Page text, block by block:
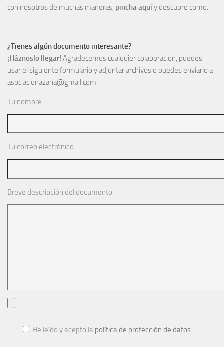
con nosotros de muchas maneras, pincha aquíy descubre como.
¿Tienes algún documento interesante?
¡Háznoslo llegar! Agradecemos cualquier colaboracion, puedes
usar el siguiente formulario y adjuntar archivos o puedes enviarlo a
asociacionazana@gmail.com
Tu nombre
Tu correo electrónico
Breve descripción del documento
He leído y acepto la política de protección de datos